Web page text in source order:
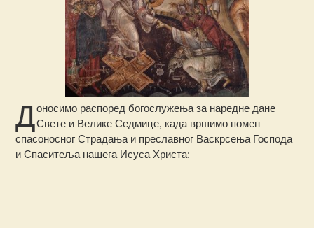
Доносимо распоред богослужења за наредне дане
Свете и Велике Седмице, када вршимо помен
спасоносног Страдања и преславног Васкрсења Господа
и Спаситеља нашега Исуса Христа: